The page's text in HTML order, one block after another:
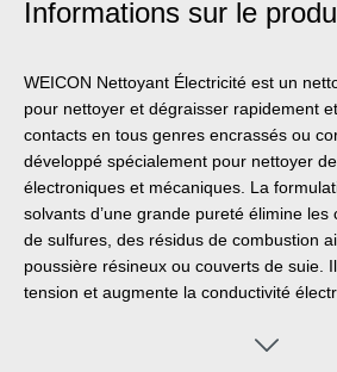
Informations sur le
WEICON Nettoyant Électricité est un
pour nettoyer et dégraisser rapidement
contacts en tous genres encrassés ou
développé spécialement pour nettoyer
électroniques et mécaniques. La
solvants d’une grande pureté élimine les
de sulfures, des résidus de combustion
poussière résineux ou couverts de suie.
tension et augmente la conductivité
Nettoyant Electricité WEICON s'utilise sur